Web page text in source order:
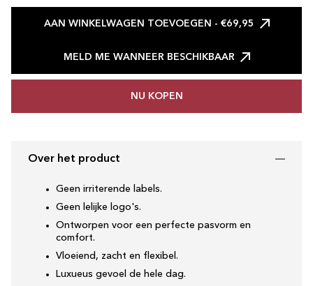
AAN WINKELWAGEN TOEVOEGEN - €69,95
MELD ME WANNEER BESCHIKBAAR
NU KOPEN
Over het product
Geen irriterende labels.
Geen lelijke logo's.
Ontworpen voor een perfecte pasvorm en
comfort.
Vloeiend, zacht en flexibel.
Luxueus gevoel de hele dag.